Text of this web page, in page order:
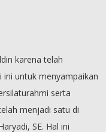
karena telah
untuk menyampaikan
serta
menjadi satu di
SE. Hal ini